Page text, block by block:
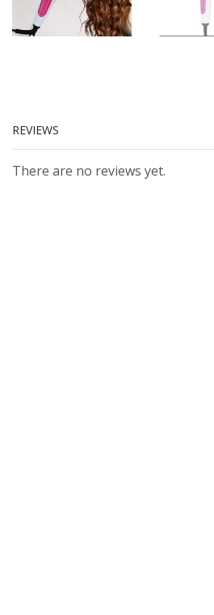
REVIEWS
There are no reviews yet.